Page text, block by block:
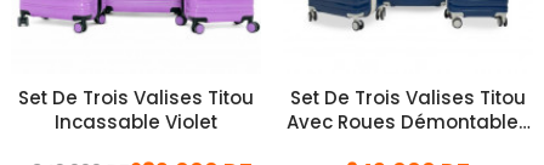
Set De Trois Valises Titou
Incassable Violet
Set De Trois Valises Titou
Avec Roues Démontables